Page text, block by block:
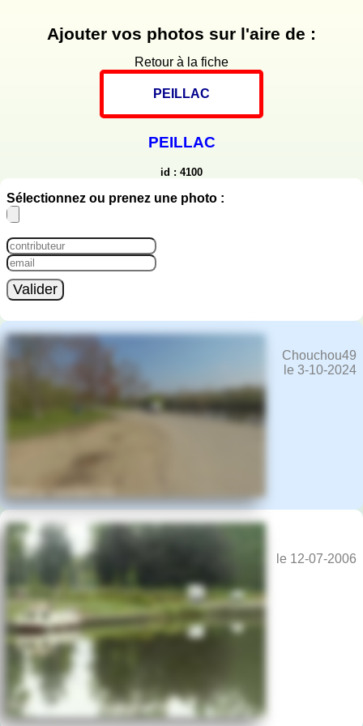
Ajouter vos photos sur l'aire de :
Retour à la fiche
PEILLAC
PEILLAC
id : 4100
Sélectionnez ou prenez une photo :
Valider
Chouchou49
le 3-10-2024
le 12-07-2006